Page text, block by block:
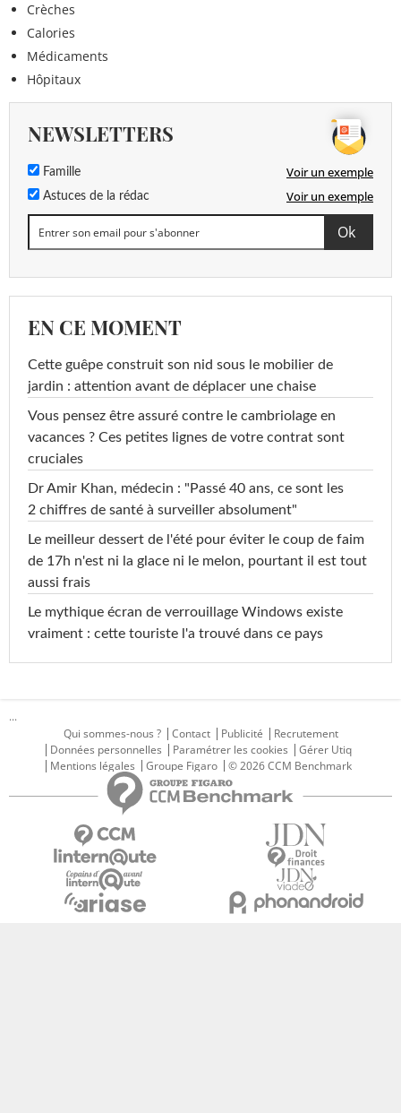
Crèches
Calories
Médicaments
Hôpitaux
NEWSLETTERS
Famille Voir un exemple
Astuces de la rédac Voir un exemple
EN CE MOMENT
Cette guêpe construit son nid sous le mobilier de
jardin : attention avant de déplacer une chaise
Vous pensez être assuré contre le cambriolage en
vacances ? Ces petites lignes de votre contrat sont
cruciales
Dr Amir Khan, médecin : "Passé 40 ans, ce sont les
2 chiffres de santé à surveiller absolument"
Le meilleur dessert de l'été pour éviter le coup de faim
de 17h n'est ni la glace ni le melon, pourtant il est tout
aussi frais
Le mythique écran de verrouillage Windows existe
vraiment : cette touriste l'a trouvé dans ce pays
...
Qui sommes-nous ?
Contact Publicité
Recrutement
Données personnelles
Paramétrer les cookies
Gérer Utiq
Mentions légales
Groupe Figaro © 2026 CCM Benchmark